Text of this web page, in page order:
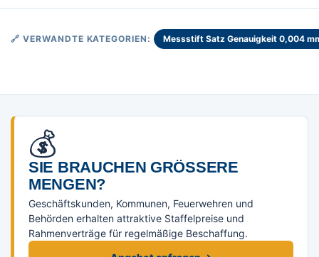
🔗 VERWANDTE KATEGORIEN: Messstift Satz Genauigkeit 0,004
💰
SIE BRAUCHEN GRÖSSERE M
ENGEN?
Geschäftskunden, Kommunen, Feuerwehren und
Behörden erhalten attraktive Staffelpreise und
Rahmenverträge für regelmäßige Beschaffung.